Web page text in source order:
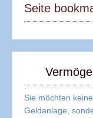
Seite
Sie möchten
Geldanlage,